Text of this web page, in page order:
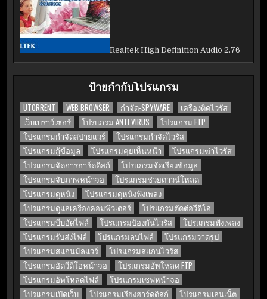
Realtek High Definition Audio 2.76
ป้ายกำกับโปรแกรม
UTORRENT WEB BROWSER กำจัด-SPYWARE
เครื่องติดไวรัส
เว็บเบราว์เซอร์
โปรแกรม ANTI VIRUS
โปรแกรม FTP
โปรแกรมกำจัดสปายแวร์
โปรแกรมกำจัดไวรัส
โปรแกรมกู้ข้อมูล
โปรแกรมคุยเห็นหน้า
โปรแกรมฆ่าไวรัส
โปรแกรมจัดการฮาร์ดดิสก์
โปรแกรมจัดเรียงข้อมูล
โปรแกรมจับภาพหน้าจอ
โปรแกรมช่วยดาวน์โหลด
โปรแกรมดูหนัง
โปรแกรมดูหนังฟังเพลง
โปรแกรมดูแลเครื่องคอมพิวเตอร์
โปรแกรมตัดต่อวีดีโอ
โปรแกรมบีบอัดไฟล์
โปรแกรมป้องกันไวรัส
โปรแกรมฟังเพลง
โปรแกรมรับส่งไฟล์
โปรแกรมลบไฟล์
โปรแกรมวาดรูป
โปรแกรมสแกนมัลแวร์
โปรแกรมสแกนไวรัส
โปรแกรมอัดวีดีโอหน้าจอ
โปรแกรมอัพโหลด FTP
โปรแกรมอัพโหลดไฟล์
โปรแกรมเซฟหน้าจอ
โปรแกรมเปิดเว็บ
โปรแกรมเรียงฮาร์ดดิสก์ โปรแกรมเล่นเน็ต